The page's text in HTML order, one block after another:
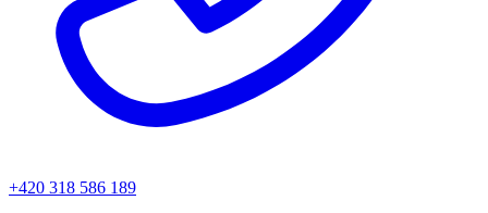
+420 318 586 189